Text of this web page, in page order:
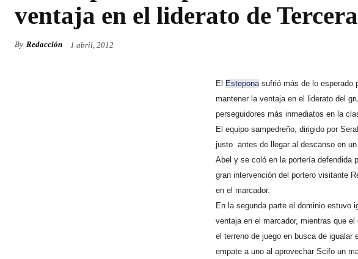
ventaja en el liderato de
By Redacción 1 abril, 2012
El Esteponasufrió más de lo esperado
mantener la ventaja en el liderato del
perseguidores más inmediatos en la
El equipo sampedreño, dirigido por
justo antes de llegar al descanso en
Abel y se coló en la portería defendida
gran intervención del portero visitante
en el marcador.
En la segunda parte el dominio estuvo
ventaja en el marcador, mientras que
el terreno de juego en busca de
empate a uno al aprovechar Scifo un